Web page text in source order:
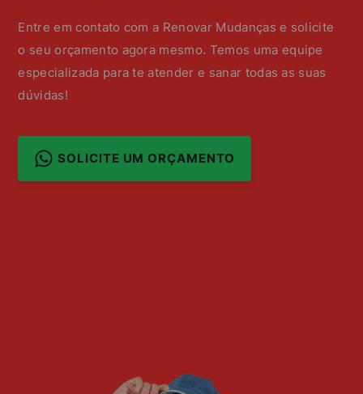
Entre em contato com a Renovar Mudanças e solicite
o seu orçamento agora mesmo. Temos uma equipe
especializada para te atender e sanar todas as suas
dúvidas!
SOLICITE UM ORÇAMENTO